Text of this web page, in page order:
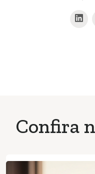
Confira